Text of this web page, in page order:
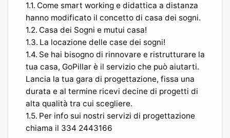
Come smart working e didattica a distanza
hanno modificato il concetto di casa dei sogni.
Casa dei Sogni e mutui casa!
La locazione delle case dei sogni!
Se hai bisogno di rinnovare e ristrutturare la
tua casa, GoPillar è il servizio che può aiutarti.
Lancia la tua gara di progettazione, fissa una
durata e al termine ricevi decine di progetti di
alta qualità tra cui scegliere.
Per info sui nostri servizi di progettazione
chiama il 334 2443166